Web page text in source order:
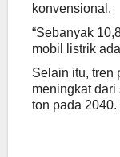
konvensional.
“Sebanyak
mobil listrik
Selain itu, tren
meningkat dari
ton pada 2040.